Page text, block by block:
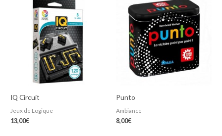
IQ Circuit
Jeux de Logique
13,00€
Punto
Ambiance
8,00€